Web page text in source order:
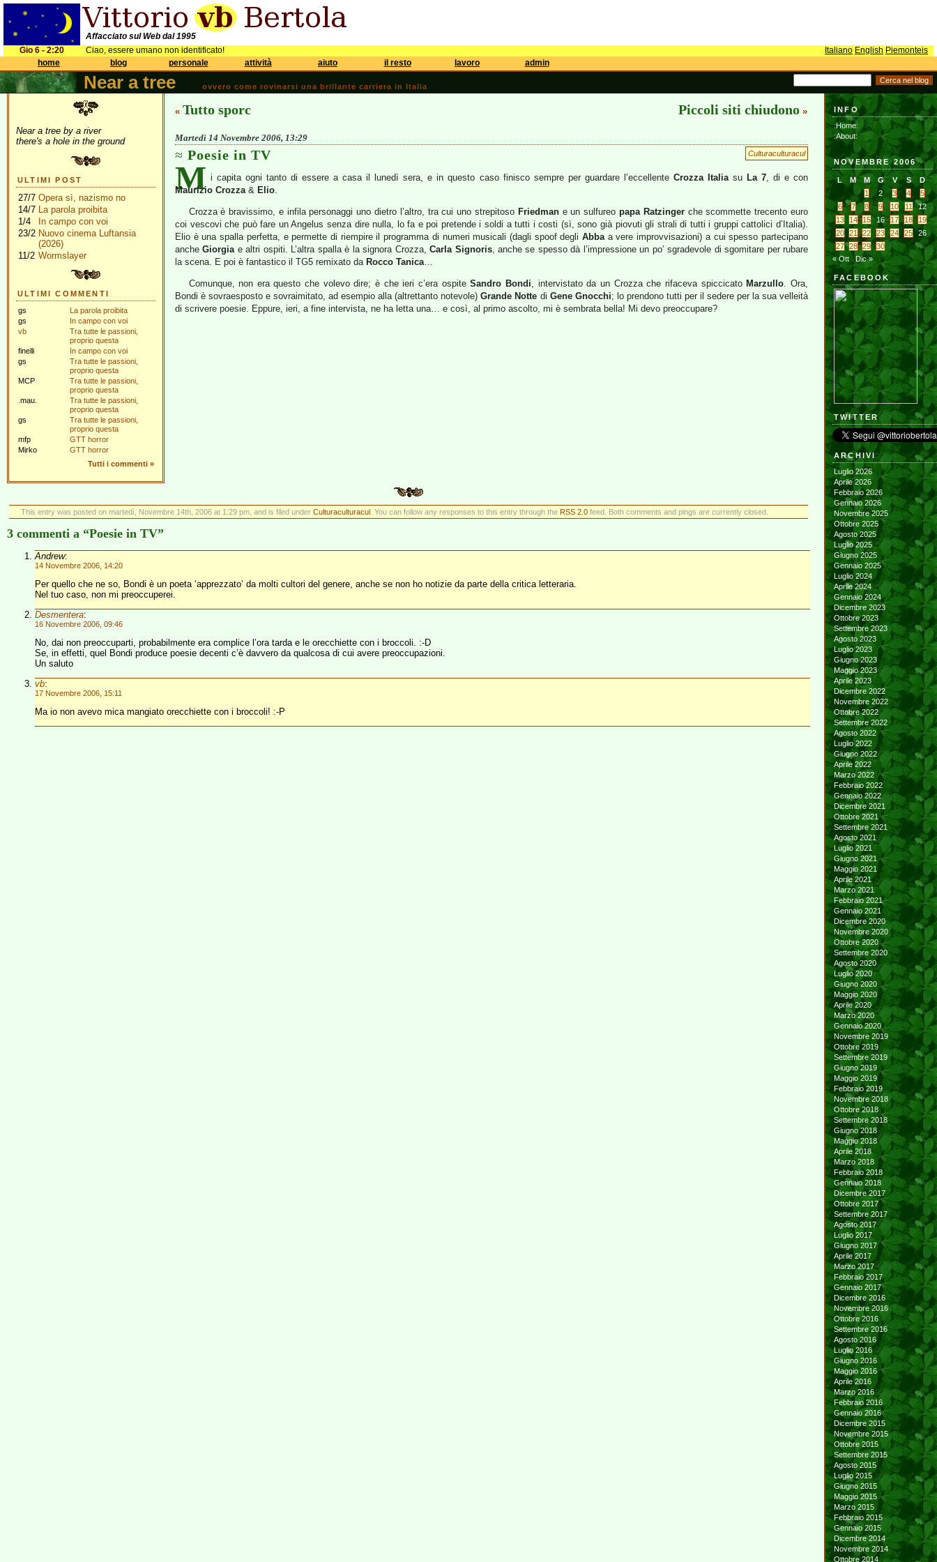
Affacciato sul Web dal 1995
Gio 6 - 2:20
Ciao, essere umano non identificato! Italiano English Piemonteis
home
blog personale attività aiuto il resto lavoro admin
Near a tree ovvero come rovinarsi una brillante carriera in Italia
Near a tree by a river
there's a hole in the ground
ULTIMI POST
27/7 Opera sì, nazismo no
14/7 La parola proibita
1/4
In campo con voi
23/2 Nuovo cinema Luftansia
(2026)
11/2 Wormslayer
ULTIMI COMMENTI
gs
La parola proibita
gs
In campo con voi
vb
Tra tutte le passioni,
proprio questa
finelli
In campo con voi
gs
Tra tutte le passioni,
proprio questa
MCP
Tra tutte le passioni,
proprio questa
.mau.
Tra tutte le passioni,
proprio questa
gs
Tra tutte le passioni,
proprio questa
mfp
GTT horror
Mirko
GTT horror
Tutti i commenti »
« Tutto sporc Piccoli siti chiudono »
Martedì 14 Novembre 2006, 13:29
Culturaculturacul
Poesie in TV
M i capita ogni tanto di essere a casa il lunedì sera, e in questo caso finisco sempre per guardare l’eccellente Crozza Italiasu La 7, di e con
Maurizio Crozza& Elio.
Crozza è bravissimo, e infila personaggi uno dietro l’altro, tra cui uno strepitoso Friedmane un sulfureopapa Ratzingerche scommette trecento euro
coi vescovi che può fare un Angelus senza dire nulla, lo fa e poi pretende i soldi a tutti i costi (sì, sono già piovuti gli strali di tutti i gruppi cattolici d’Italia).
Elio è una spalla perfetta, e permette di riempire il programma di numeri musicali (dagli spoof degliAbbaa vere improvvisazioni) a cui spesso partecipano
ancheGiorgiae altri ospiti. L’altra spalla è la signora Crozza,Carla Signoris, anche se spesso dà l’impressione un po’ sgradevole di sgomitare per rubare
la scena. E poi è fantastico il TG5 remixato da Rocco Tanica…
Comunque, non era questo che volevo dire; è che ieri c’era ospiteSandro Bondi, intervistato da un Crozza che rifaceva spiccicato Marzullo. Ora,
Bondi è sovraesposto e sovraimitato, ad esempio alla (altrettanto notevole)Grande Notte di Gene Gnocchi; lo prendono tutti per il sedere per la sua velleità
di scrivere poesie. Eppure, ieri, a fine intervista, ne ha letta una… e così, al primo ascolto, mi è sembrata bella! Mi devo preoccupare?
This entry was posted on martedì, Novembre 14th, 2006 at 1:29 pm, and is filed under Culturaculturacul. You can follow any responses to this entry through the RSS 2.0feed. Both comments and pings are currently closed.
3 commenti a “Poesie in TV”
Andrew:
14 Novembre 2006, 14:20
Per quello che ne so, Bondi è un poeta ‘apprezzato’ da molti cultori del genere, anche se non ho notizie da parte della critica letteraria.
Nel tuo caso, non mi preoccuperei.
Desmentera:
16 Novembre 2006, 09:46
No, dai non preoccuparti, probabilmente era complice l’ora tarda e le orecchiette con i broccoli. :-D
Se, in effetti, quel Bondi produce poesie decenti c’è davvero da qualcosa di cui avere preoccupazioni.
Un saluto
vb:
17 Novembre 2006, 15:11
Ma io non avevo mica mangiato orecchiette con i broccoli! :-P
INFO
:Home:
:About:
NOVEMBRE 2006
L M M G V S
D
1
2 3 4
5
6
7 8 9 10 11
12
13
14 15 16 17 18
19
20
21 22 23 24 25
26
27
28 29
30
« Ott
Dic »
FACEBOOK
TWITTER
ARCHIVI
Luglio 2026
Aprile 2026
Febbraio 2026
Gennaio 2026
Novembre 2025
Ottobre 2025
Agosto 2025
Luglio 2025
Giugno 2025
Gennaio 2025
Luglio 2024
Aprile 2024
Gennaio 2024
Dicembre 2023
Ottobre 2023
Settembre 2023
Agosto 2023
Luglio 2023
Giugno 2023
Maggio 2023
Aprile 2023
Dicembre 2022
Novembre 2022
Ottobre 2022
Settembre 2022
Agosto 2022
Luglio 2022
Giugno 2022
Aprile 2022
Marzo 2022
Febbraio 2022
Gennaio 2022
Dicembre 2021
Ottobre 2021
Settembre 2021
Agosto 2021
Luglio 2021
Giugno 2021
Maggio 2021
Aprile 2021
Marzo 2021
Febbraio 2021
Gennaio 2021
Dicembre 2020
Novembre 2020
Ottobre 2020
Settembre 2020
Agosto 2020
Luglio 2020
Giugno 2020
Maggio 2020
Aprile 2020
Marzo 2020
Gennaio 2020
Novembre 2019
Ottobre 2019
Settembre 2019
Giugno 2019
Maggio 2019
Febbraio 2019
Novembre 2018
Ottobre 2018
Settembre 2018
Giugno 2018
Maggio 2018
Aprile 2018
Marzo 2018
Febbraio 2018
Gennaio 2018
Dicembre 2017
Ottobre 2017
Settembre 2017
Agosto 2017
Luglio 2017
Giugno 2017
Aprile 2017
Marzo 2017
Febbraio 2017
Gennaio 2017
Dicembre 2016
Novembre 2016
Ottobre 2016
Settembre 2016
Agosto 2016
Luglio 2016
Giugno 2016
Maggio 2016
Aprile 2016
Marzo 2016
Febbraio 2016
Gennaio 2016
Dicembre 2015
Novembre 2015
Ottobre 2015
Settembre 2015
Agosto 2015
Luglio 2015
Giugno 2015
Maggio 2015
Marzo 2015
Febbraio 2015
Gennaio 2015
Dicembre 2014
Novembre 2014
Ottobre 2014